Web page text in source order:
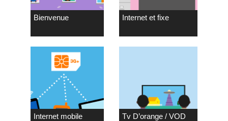
Bienvenue Internet et fixe
Internet mobile Tv D’orange / VOD